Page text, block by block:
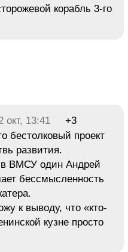
корабль 3-го
окт, 13:41
+3
бестолковый проект
развития.
ВМСУ один Андрей
бессмысленность
к выводу, что «кто-
кузне просто